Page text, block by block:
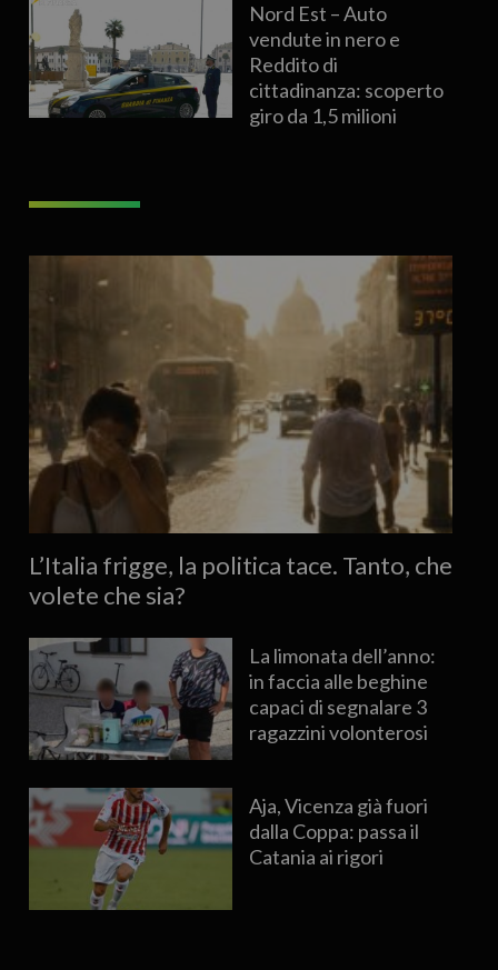
Nord Est – Auto
vendute in nero e
Reddito di
cittadinanza: scoperto
giro da 1,5 milioni
L’Italia frigge, la politica tace. Tanto, che
volete che sia?
La limonata dell’anno:
in faccia alle beghine
capaci di segnalare 3
ragazzini volonterosi
Aja, Vicenza già fuori
dalla Coppa: passa il
Catania ai rigori